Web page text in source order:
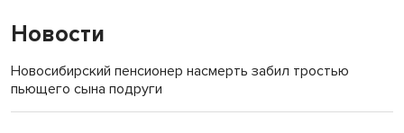
Новости
Новосибирский пенсионер насмерть забил тростью
пьющего сына подруги